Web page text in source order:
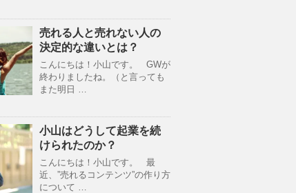
売れる人と売れない人の
決定的な違いとは？
こんにちは！小山です。 GWが
終わりましたね。（と言っても
また明日 …
小山はどうして起業を続
けられたのか？
こんにちは！小山です。 最
近、”売れるコンテンツ”の作り方
について …